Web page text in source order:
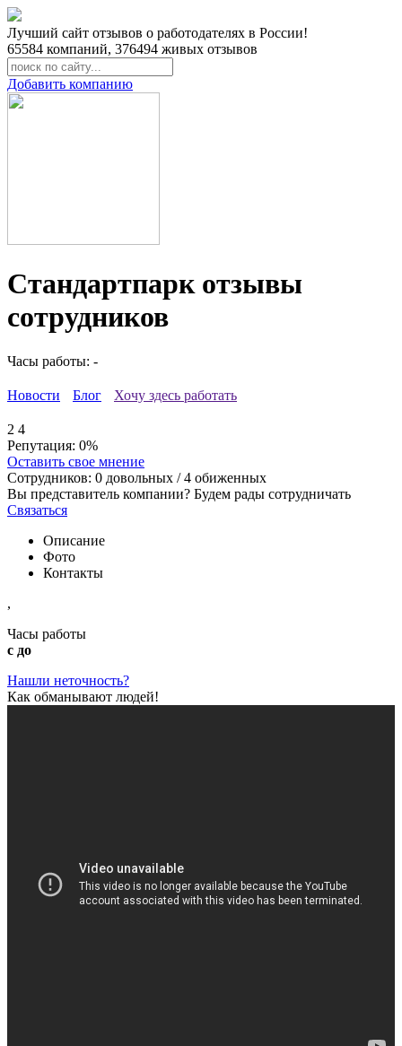
Лучший сайт отзывов о работодателях в России!
65584 компаний, 376494 живых отзывов
Добавить компанию
Стандартпарк отзывы
сотрудников
Часы работы: -
Новости Блог Хочу здесь работать
2 4
Репутация: 0%
Оставить свое мнение
Сотрудников: 0 довольных /4 обиженных
Вы представитель компании? Будем рады сотрудничать
Связаться
Описание
Фото
Контакты
,
Часы работы
с до
Нашли неточность?
Как обманывают людей!